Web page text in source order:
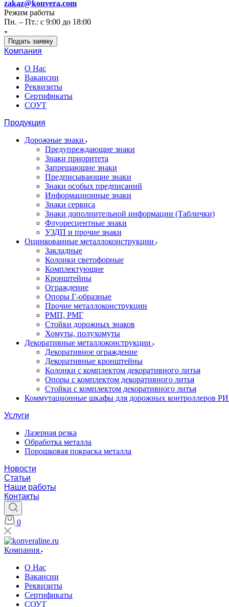
zakaz@konvera.com
Режим работы
Пн. – Пт.: с 9:00 до 18:00
Подать заявку
Компания
О Нас
Вакансии
Реквизиты
Сертификаты
СОУТ
Продукция
Дорожные знаки
Предупреждающие знаки
Знаки приоритета
Запрещающие знаки
Предписывающие знаки
Знаки особых предписаний
Информационные знаки
Знаки сервиса
Знаки дополнительной информации (Таблички)
Флуоресцентные знаки
УЗДП и прочие знаки
Оцинкованные металлоконструкции
Закладные
Колонки светофорные
Комплектующие
Кронштейны
Ограждение
Опоры Г-образные
Прочие металлоконструкции
РМП, РМГ
Стойки дорожных знаков
Хомуты, полухомуты
Декоративные металлоконструкции
Декоративное ограждение
Декоративные кронштейны
Колонки с комплектом декоративного литья
Опоры с комплектом декоративного литья
Стойки с комплектом декоративного литья
Коммутационные шкафы для дорожных контроллеров
Услуги
Лазерная резка
Обработка металла
Порошковая покраска металла
Новости
Статьи
Наши работы
Контакты
0
Компания
О Нас
Вакансии
Реквизиты
Сертификаты
СОУТ